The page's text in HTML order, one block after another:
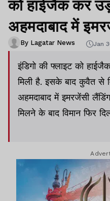
को हाईजैक कर
अहमदाबाद में
By Lagatar News Jan
इंडिगो की फ्लाइट को
मिली है. इसके बाद कुवैत से
अहमदाबाद में इमरजेंसी
मिलने के बाद विमान फिर